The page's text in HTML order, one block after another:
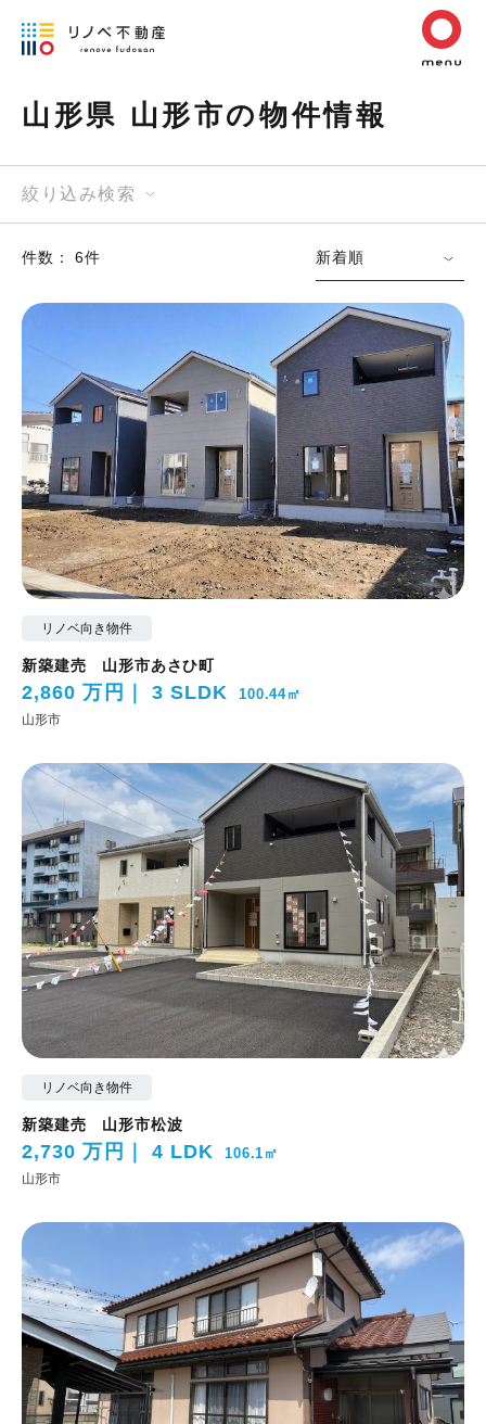
山形県 山形市の物件情報
絞り込み検索
件数： 6件 新着順
リノベ向き物件
新築建売 山形市あさひ町
2,860 万円 3 SLDK 100.44㎡
山形市
リノベ向き物件
新築建売 山形市松波
2,730 万円 4 LDK 106.1㎡
山形市